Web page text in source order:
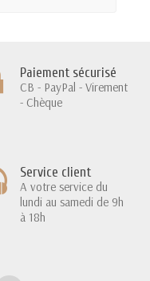
Paiement sécurisé
CB - PayPal - Virement
- Chèque
Service client
A votre service du
lundi au samedi de 9h
à 18h